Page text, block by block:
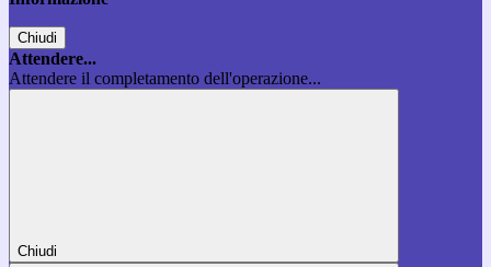
Chiudi
Attendere...
Attendere il completamento dell'operazione...
Chiudi